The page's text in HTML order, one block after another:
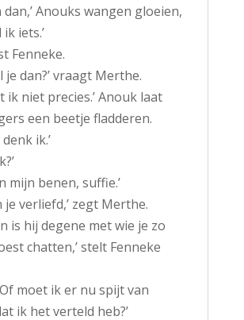
dan,’ Anouks wangen gloeien,
ik iets.’
Fenneke.
je dan?’ vraagt Merthe.
ik niet precies.’ Anouk laat
een beetje fladderen.
ik.’
mijn benen, suffie.’
je verliefd,’ zegt Merthe.
is hij degene met wie je zo
chatten,’ stelt Fenneke
Of moet ik er nu spijt van
ik het verteld heb?’